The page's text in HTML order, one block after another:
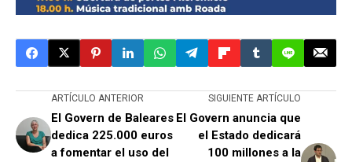
ARTÍCULO ANTERIOR
El Govern de Baleares
dedica 225.000 euros
a fomentar el uso del
SIGUIENTE ARTÍCULO
El Govern anuncia que
el Estado dedicará
100 millones a la